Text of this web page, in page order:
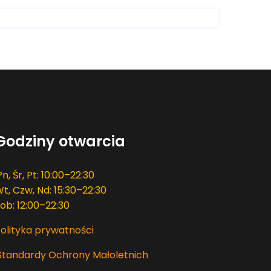
otwarcia
Śr, Pt: 10:00–22:30
Czw, Nd: 15:30–22:30
12:00–22:30
prywatności
Ochrony Małoletnich